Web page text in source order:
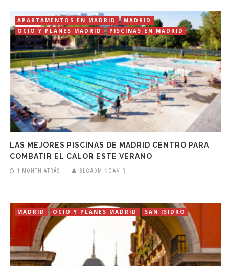
APARTAMENTOS EN MADRID
MADRID
OCIO Y PLANES MADRID
PISCINAS EN MADRID
LAS MEJORES PISCINAS DE MADRID CENTRO PARA
COMBATIR EL CALOR ESTE VERANO
1 MONTH ATRÁS BLGADMINGAVIR
MADRID OCIO Y PLANES MADRID SAN ISIDRO